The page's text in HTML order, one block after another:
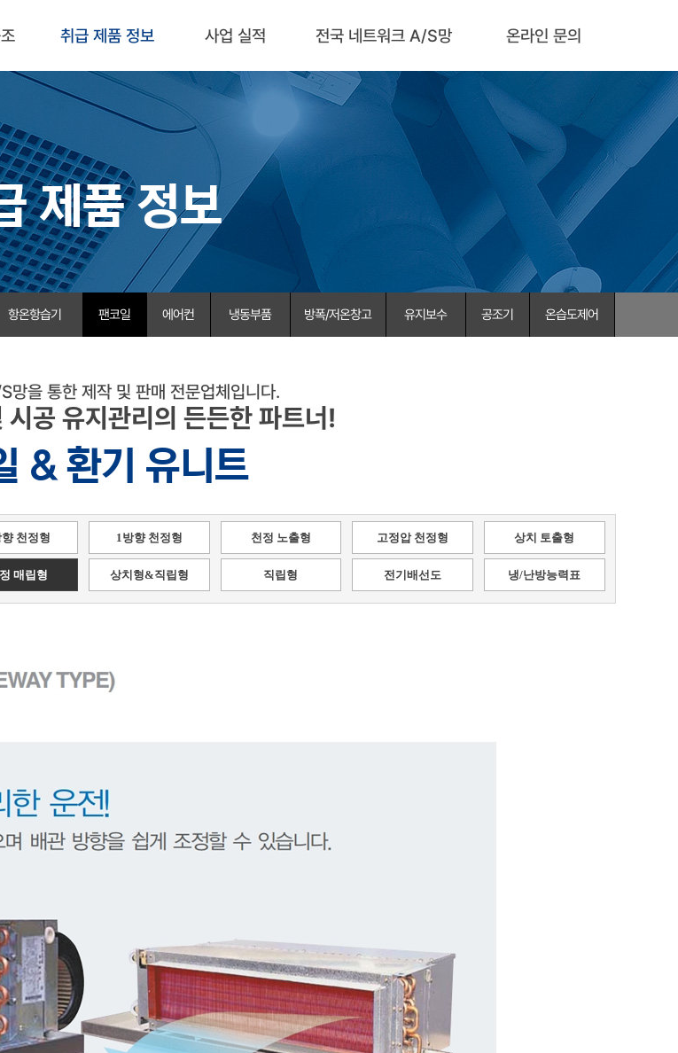
취급 제품 정보 사업 실적 전국 네트워크 A/S망 온라인 문의
제품 정보
항온항습기 팬코일 에어컨 냉동부품 방폭/저온창고 유지보수 공조기 온습도제어
망을 통한 제작 및 판매 전문업체입니다.
시공 유지관리의 든든한 파트너!
& 환기 유니트
천정형 1방향 천정형 천정 노출형 고정압 천정형 상치 토출형
매립형 상치형&직립형 직립형 전기배선도 냉/난방능력표